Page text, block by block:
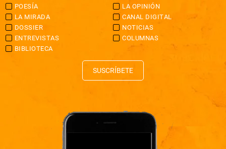
POESÍA
LA OPINIÓN
LA MIRADA
CANAL DIGITAL
DOSSIER
NOTICIAS
ENTREVISTAS
COLUMNAS
BIBLIOTECA
SUSCRÍBETE